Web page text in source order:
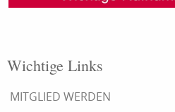
Wichtige Links
MITGLIED WERDEN